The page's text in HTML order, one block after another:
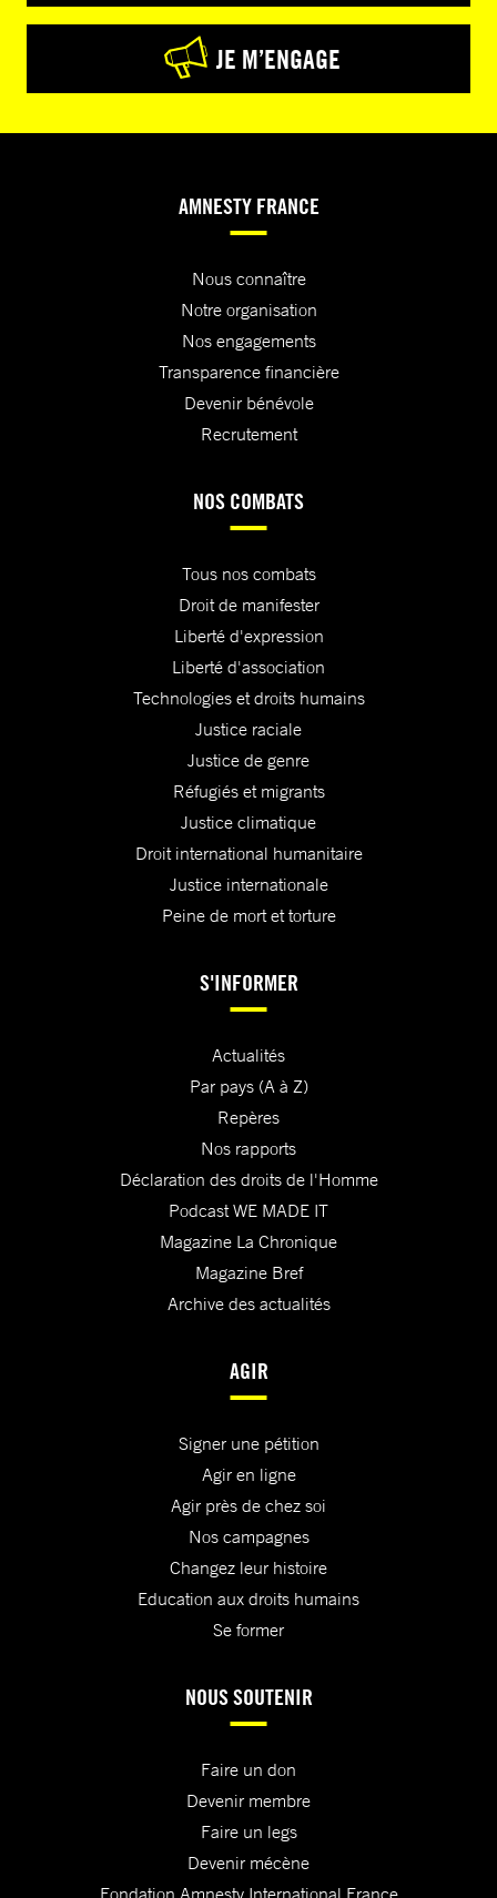
JE M’ENGAGE
AMNESTY FRANCE
Nous connaître
Notre organisation
Nos engagements
Transparence financière
Devenir bénévole
Recrutement
NOS COMBATS
Tous nos combats
Droit de manifester
Liberté d'expression
Liberté d'association
Technologies et droits humains
Justice raciale
Justice de genre
Réfugiés et migrants
Justice climatique
Droit international humanitaire
Justice internationale
Peine de mort et torture
S'INFORMER
Actualités
Par pays (A à Z)
Repères
Nos rapports
Déclaration des droits de l'Homme
Podcast WE MADE IT
Magazine La Chronique
Magazine Bref
Archive des actualités
AGIR
Signer une pétition
Agir en ligne
Agir près de chez soi
Nos campagnes
Changez leur histoire
Education aux droits humains
Se former
NOUS SOUTENIR
Faire un don
Devenir membre
Faire un legs
Devenir mécène